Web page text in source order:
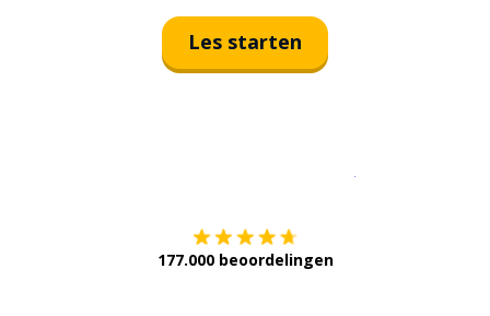
Les starten
177.000 beoordelingen